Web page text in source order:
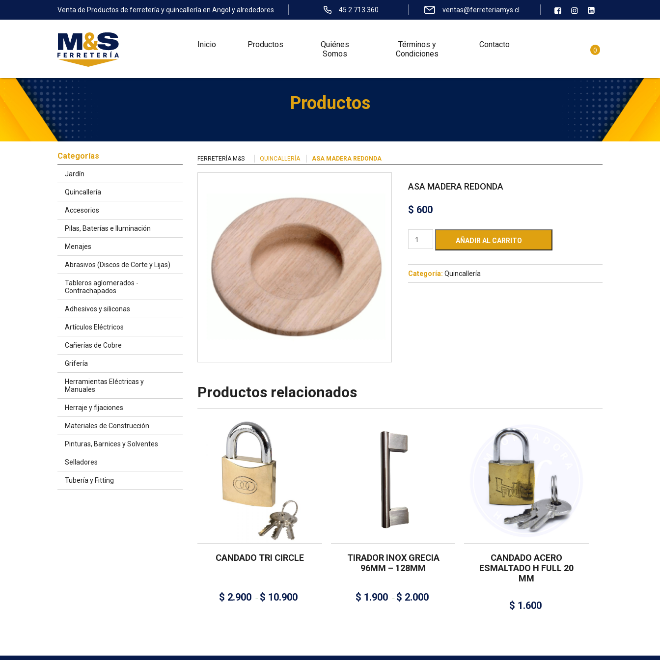
Venta de Productos de ferretería y quincallería en Angol y alrededores 45 2 713 360 ventas@ferreteriamys.cl
Inicio Productos
Quiénes
Somos
Términos y
Condiciones
Contacto
0
Productos
Categorías
Jardín
Quincallería
Accesorios
Pilas, Baterías e Iluminación
Menajes
Abrasivos (Discos de Corte y Lijas)
Tableros aglomerados -
Contrachapados
Adhesivos y siliconas
Artículos Eléctricos
Cañerías de Cobre
Grifería
Herramientas Eléctricas y
Manuales
Herraje y fijaciones
Materiales de Construcción
Pinturas, Barnices y Solventes
Selladores
Tubería y Fitting
FERRETERÍA M&S QUINCALLERÍA ASA MADERA REDONDA
ASA MADERA REDONDA
$ 600
AÑADIR AL CARRITO
Categoría: Quincallería
Productos relacionados
CANDADO TRI CIRCLE
$ 2.900 – $ 10.900
TIRADOR INOX GRECIA
96MM – 128MM
$ 1.900 – $ 2.000
CANDADO ACERO
ESMALTADO H FULL 20
MM
$ 1.600